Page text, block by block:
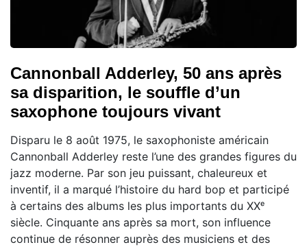
Cannonball Adderley, 50 ans après
sa disparition, le souffle d’un
saxophone toujours vivant
Disparu le 8 août 1975, le saxophoniste américain
Cannonball Adderley reste l’une des grandes figures du
jazz moderne. Par son jeu puissant, chaleureux et
inventif, il a marqué l’histoire du hard bop et participé
à certains des albums les plus importants du XXᵉ
siècle. Cinquante ans après sa mort, son influence
continue de résonner auprès des musiciens et des